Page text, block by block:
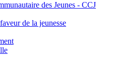
des Jeunes - CCJ
de la jeunesse